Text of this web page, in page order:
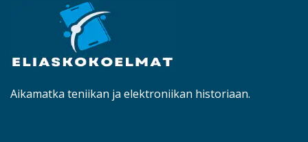
Aikamatka teniikan ja elektroniikan historiaan.